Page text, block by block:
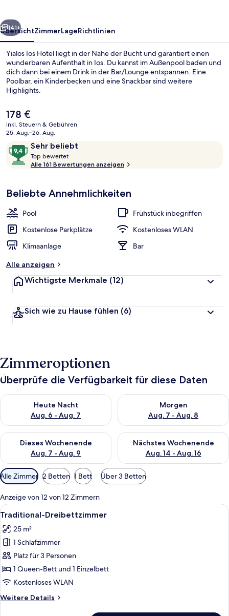
Weiter
141+
ÜbersichtZimmerLageRichtlinien
Yialos Ios Hotel liegt in der Nähe der Bucht und garantiert einen
wunderbaren Aufenthalt in Ios. Du kannst im Außenpool baden und
dich dann bei einem Drink in der Bar/Lounge entspannen. Eine
Poolbar, ein Kinderbecken und eine Snackbar sind weitere
Highlights.
Der
aktuelle
Preis
178 €.
178 €
inkl. Steuern & Gebühren
25. Aug.–26. Aug.
Bewertungen
Sehr beliebt
9,4
von
10,
beliebt
Top bewertet
o
b
r
Alle 161 Bewertungen anzeigen
Beliebte Annehmlichkeiten
Pool
Frühstück inbegriffen
Kostenlose Parkplätze
Kostenloses WLAN
Klimaanlage
Bar
Alle anzeigen
Wichtigste Merkmale (12)
Sich wie zu Hause fühlen (6)
Zimmeroptionen
Überprüfe die Verfügbarkeit für diese Daten
Heute Nacht
Aug. 6 - Aug. 7
Überprüfe die Verfügbarkeit für heute Nacht, Aug. 6 - Aug. 7.
Morgen
Aug. 7 - Aug. 8
Überprüfe die Verfügbarkeit
Dieses Wochenende
Aug. 7 - Aug. 9
Überprüfe die Verfügbarkeit für dieses Wochenende, Aug. 7
Nächstes Wochenende
Aug. 14 - Aug. 16
Überprüfe die Verfügbarkeit
Verfügbare
Filter
für
Zimmer
Alle Zimmer 2 Betten 1 Bett Über 3 Betten
Anzeige von 12 von 12 Zimmern
Alle
Fotos
für
Traditional-
Dreibettzimmer
anzeigen
Ein schlicht eingerichteter Raum mit
16
Traditional-Dreibettzimmer
25 m²
1 Schlafzimmer
Platz für 3 Personen
1 Queen-Bett und 1 Einzelbett
Kostenloses WLAN
Weitere Details
Weitere